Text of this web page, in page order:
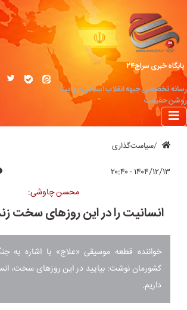
پایگاه خبری سراج۲۴
رسانه تخصصی جبهه انقلاب اسلامی؛ روایت
روشن حقیقت
سیاست‌گذاری
۱۴۰۴/۱۲/۱۳ - ۲۰:۴۰
محسن چاوشی:
انسانیت را در این روزهای سخت
خواننده قطعه موسیقی «علاج» با اشاره به
کشورمان نوشت: بیایید در این روزهای سخت،
داریم.